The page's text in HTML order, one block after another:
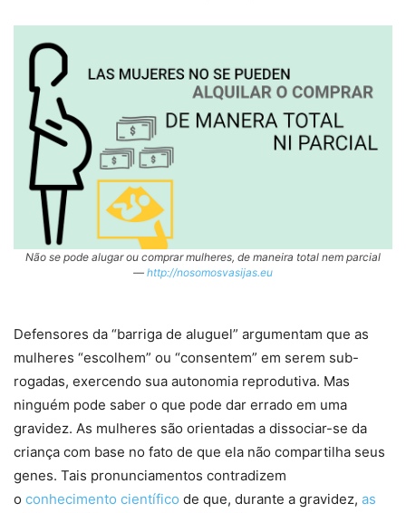
Não se pode alugar ou comprar mulheres, de maneira total nem parcial
— http://nosomosvasijas.eu
Defensores da “barriga de aluguel” argumentam que as
mulheres “escolhem” ou “consentem” em serem sub-
rogadas, exercendo sua autonomia reprodutiva. Mas
ninguém pode saber o que pode dar errado em uma
gravidez. As mulheres são orientadas a dissociar-se da
criança com base no fato de que ela não compartilha seus
genes. Tais pronunciamentos contradizem
o conhecimento científico de que, durante a gravidez, as